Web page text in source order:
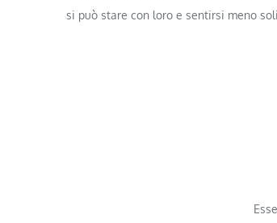
si può stare con loro e sentirsi meno soli.